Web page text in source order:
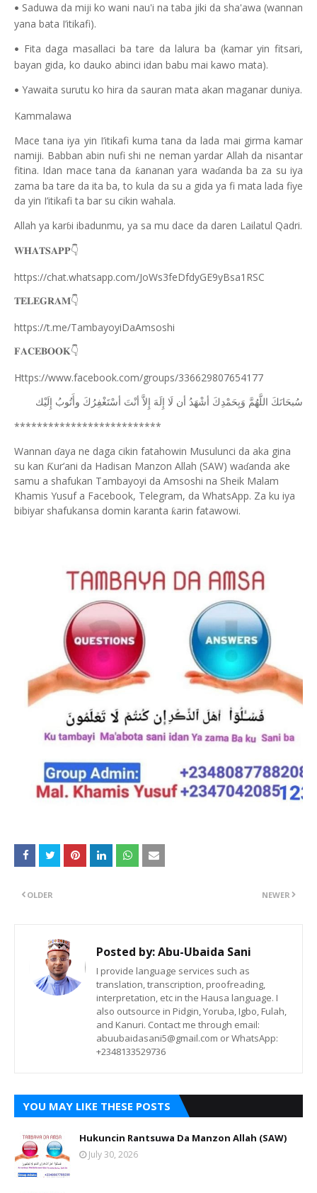
• Saduwa da miji ko wani nau'i na taba jiki da sha'awa (wannan
yana bata I’itikafi).
• Fita daga masallaci ba tare da lalura ba (kamar yin fitsari,
bayan gida, ko dauko abinci idan babu mai kawo mata).
• Yawaita surutu ko hira da sauran mata akan maganar duniya.
Kammalawa
Mace tana iya yin I’itikafi kuma tana da lada mai girma kamar
namiji. Babban abin nufi shi ne neman yardar Allah da nisantar
fitina. Idan mace tana da ƙananan yara waɗanda ba za su iya
zama ba tare da ita ba, to kula da su a gida ya fi mata lada fiye
da yin I’itikafi ta bar su cikin wahala.
Allah ya karɓi ibadunmu, ya sa mu dace da daren Lailatul Qadri.
𝐖𝐇𝐀𝐓𝐒𝐀𝐏𝐏👇
https://chat.whatsapp.com/JoWs3feDfdyGE9yBsa1RSC
𝐓𝐄𝐋𝐄𝐆𝐑𝐀𝐌👇
https://t.me/TambayoyiDaAmsoshi
𝐅𝐀𝐂𝐄𝐁𝐎𝐎𝐊👇
Https://www.facebook.com/groups/336629807654177
ﺳُﺒﺤَﺎﻧَﻚَ ﺍﻟﻠَّﻬُﻢَّ ﻭَﺑِﺤَﻤْﺪِﻙَ ﺃﺷْﻬَﺪُ ﺃﻥ ﻟَﺎ ﺇِﻟَﻪَ ﺇِﻻَّ ﺃﻧْﺖَ ﺃﺳْﺘَﻐْﻔِﺮُﻙَ ﻭﺃَﺗُﻮﺏُ ﺇِﻟَﻴْﻚ
**************************
Wannan ɗaya ne daga cikin fatahowin Musulunci da aka gina
su kan Ƙur’ani da Hadisan Manzon Allah (SAW) waɗanda ake
samu a shafukan Tambayoyi da Amsoshi na Sheik Malam
Khamis Yusuf a Facebook, Telegram, da WhatsApp. Za ku iya
bibiyar shafukansa domin karanta ƙarin fatawowi.
NEWER
OLDER
Posted by:Abu-Ubaida Sani
I provide language services such as
translation, transcription, proofreading,
interpretation, etc in the Hausa language. I
also outsource in Pidgin, Yoruba, Igbo, Fulah,
and Kanuri. Contact me through email:
abuubaidasani5@gmail.com or WhatsApp:
+2348133529736
YOU MAY LIKE THESE POSTS
Hukuncin Rantsuwa Da Manzon Allah (SAW)
July 30, 2026